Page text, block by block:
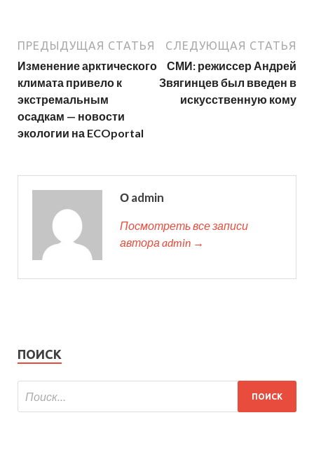
ПРЕДЫДУЩАЯ СТАТЬЯ
Изменение арктического
климата привело к
экстремальным
осадкам — новости
экологии на ECOportal
СЛЕДУЮЩАЯ СТАТЬЯ
СМИ: режиссер Андрей
Звягинцев был введен в
искусственную кому
О admin
Посмотреть все записи
автора admin →
ПОИСК